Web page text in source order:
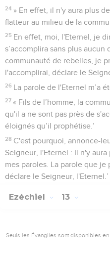
24 » En effet, il n'y aura plus
flatteur au milieu de la
25 En effet, moi, l'Eternel, je
s’accomplira sans plus aucun
communauté de rebelles, je
l'accomplirai, déclare le
26 La parole de l'Eternel m’a
27 « Fils de l’homme, la
qu'il a ne sont pas près de
éloignés qu’il prophétise.’
28 C'est pourquoi, annonce-
Seigneur, l'Eternel : Il n'y
mes paroles. La parole que je
déclare le Seigneur, l'Eternel.’
Ezéchiel 13
Seuls les Évangiles sont disponibles